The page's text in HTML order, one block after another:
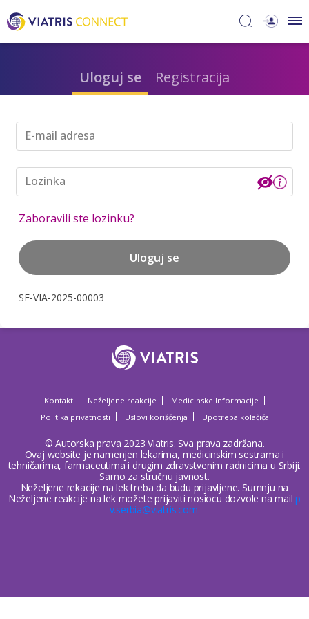
Uloguj se Registracija
E-mail adresa
Lozinka
Zaboravili ste lozinku?
Uloguj se
SE-VIA-2025-00003
Kontakt Neželjene reakcije
Medicinske Informacije
Politika privatnosti
Uslovi korišćenja Upotreba kolačića
© Autorska prava 2023 Viatris. Sva prava zadržana.
Ovaj website je namenjen lekarima, medicinskim sestrama i
tehničarima, farmaceutima i drugim zdravstvenim radnicima u Srbiji.
Samo za stručnu javnost.
Neželjene rekacije na lek treba da budu prijavljene. Sumnju na
Neželjene reakcije na lek možete prijaviti nosiocu dozvole na mail p
v.serbia@viatris.com.